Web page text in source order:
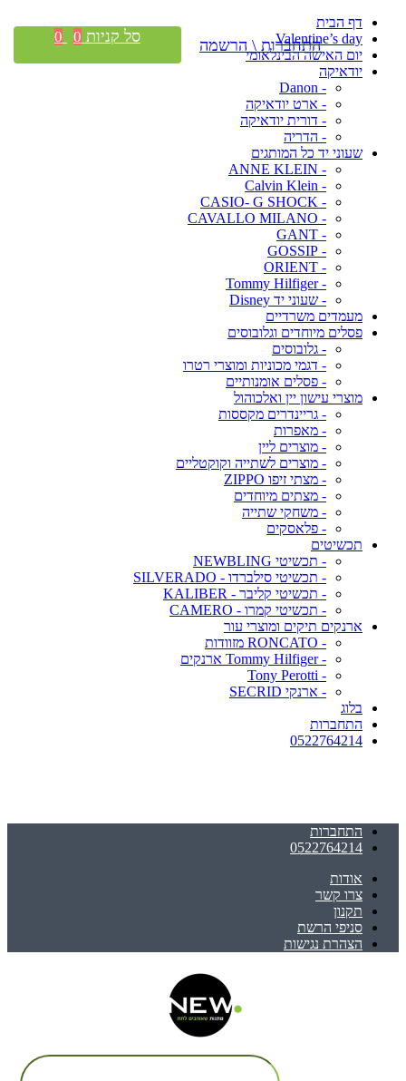
דף הבית
Valentine’s day
יום האישה הבינלאומי
יודאיקה
- Danon
- ארט יודאיקה
- דורית יודאיקה
- הדריה
שעוני יד כל המותגים
- ANNE KLEIN
- Calvin Klein
- CASIO- G SHOCK
- CAVALLO MILANO
- GANT
- GOSSIP
- ORIENT
- Tommy Hilfiger
- שעוני יד Disney
מעמדים משרדיים
פסלים מיוחדים וגלובוסים
- גלובוסים
- דגמי מכוניות ומוצרי רטרו
- פסלים אומנותיים
מוצרי עישון יין ואלכוהול
- גריינדרים מקססות
- מאפרות
- מוצרים ליין
- מוצרים לשתייה וקוקטליים
- מצתי זיפו ZIPPO
- מצתים מיוחדים
- משחקי שתייה
- פלאסקים
תכשיטים
- תכשיטי NEWBLING
- תכשיטי סילברדו - SILVERADO
- תכשיטי קליבר - KALIBER
- תכשיטי קמרו - CAMERO
ארנקים תיקים ומוצרי עור
- RONCATO מזוודות
- Tommy Hilfiger ארנקים
- Tony Perotti
- ארנקי SECRID
בלוג
התחברות
0522764214
התחברות
0522764214
אודות
צרו קשר
תקנון
סניפי הרשת
הצהרת נגישות
התחברות \ הרשמה סל קניות 0
0